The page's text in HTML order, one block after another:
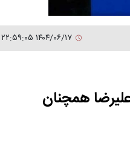
علیرضا همچنان